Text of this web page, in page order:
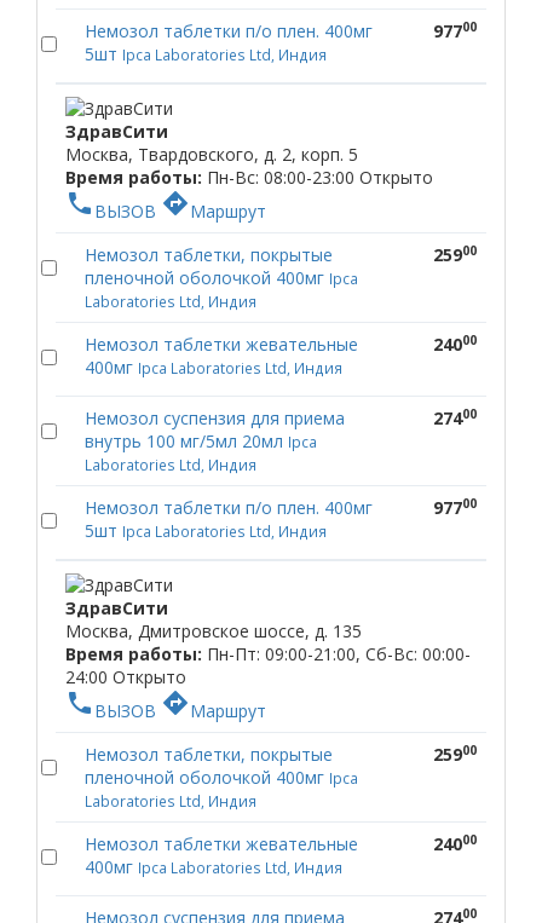
Немозол таблетки п/о плен. 400мг
5шт Ipca Laboratories Ltd, Индия
97700
ЗдравСити
Москва, Твардовского, д. 2, корп. 5
Время работы: Пн-Вс: 08:00-23:00 Открыто
phone ВЫЗОВ directionsМаршрут
Немозол таблетки, покрытые
пленочной оболочкой 400мг Ipca
Laboratories Ltd, Индия
25900
Немозол таблетки жевательные
400мг Ipca Laboratories Ltd, Индия
24000
Немозол суспензия для приема
внутрь 100 мг/5мл 20мл Ipca
Laboratories Ltd, Индия
27400
Немозол таблетки п/о плен. 400мг
5шт Ipca Laboratories Ltd, Индия
97700
ЗдравСити
Москва, Дмитровское шоссе, д. 135
Время работы: Пн-Пт: 09:00-21:00, Сб-Вс: 00:00-
24:00 Открыто
phone ВЫЗОВ directionsМаршрут
Немозол таблетки, покрытые
пленочной оболочкой 400мг Ipca
Laboratories Ltd, Индия
25900
Немозол таблетки жевательные
400мг Ipca Laboratories Ltd, Индия
24000
Немозол суспензия для приема 27400